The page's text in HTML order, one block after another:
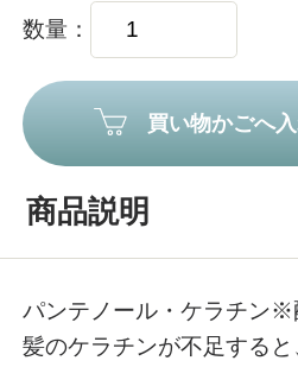
数量
買い物かごへ
商品説明
パンテノール・ケラチン※
髪のケラチンが不足する